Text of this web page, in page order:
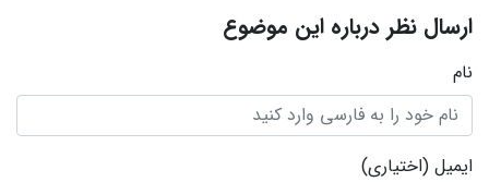
ارسال نظر درباره این موضوع
نام
ایمیل (اختیاری)